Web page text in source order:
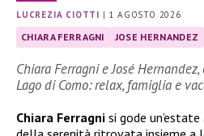
LUCREZIA CIOTTI | 1 AGOSTO 2026
CHIARA FERRAGNI JOSE HERNANDEZ
Chiara Ferragni e José
Lago di Como: relax, famiglia e
Chiara Ferragni si gode un’estate